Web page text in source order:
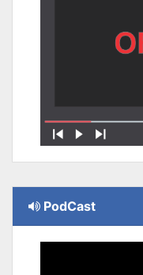
PodCast